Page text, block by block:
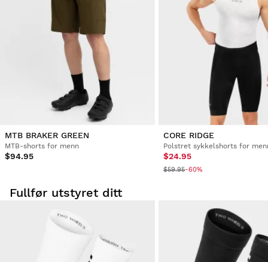
MTB BRAKER GREEN
MTB-shorts for menn
$94.95
CORE RIDGE
Polstret sykkelshorts for
$24.95
$59.95-60%
Fullfør utstyret ditt